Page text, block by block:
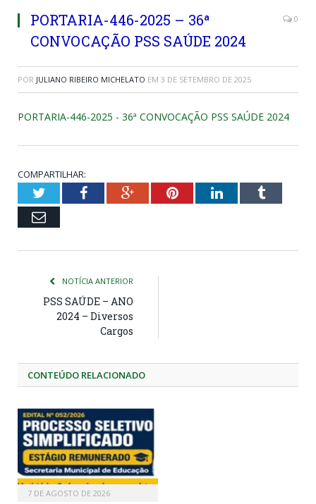
PORTARIA-446-2025 – 36ª
CONVOCAÇÃO PSS SAÚDE 2024
0
POR JULIANO RIBEIRO MICHELATO EM 3 DE SETEMBRO DE 2025
PORTARIA-446-2025 - 36ª CONVOCAÇÃO PSS SAÚDE 2024
COMPARTILHAR:
TwitterFacebookGoogle+PinterestLinkedInTumblr
Email
NOTÍCIA ANTERIOR
PSS SAÚDE – ANO
2024 – Diversos
Cargos
CONTEÚDO RELACIONADO
7 DE AGOSTO DE 2026